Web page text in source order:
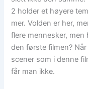
2 holder et høyere
mer. Volden er her,
flere mennesker,
den første filmen?
scener som i denne
får man ikke.